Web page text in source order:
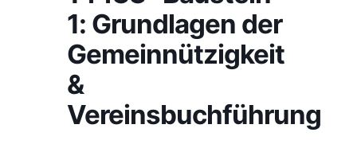
1: Grundlagen der
Gemeinnützigkeit
&
Vereinsbuchführung